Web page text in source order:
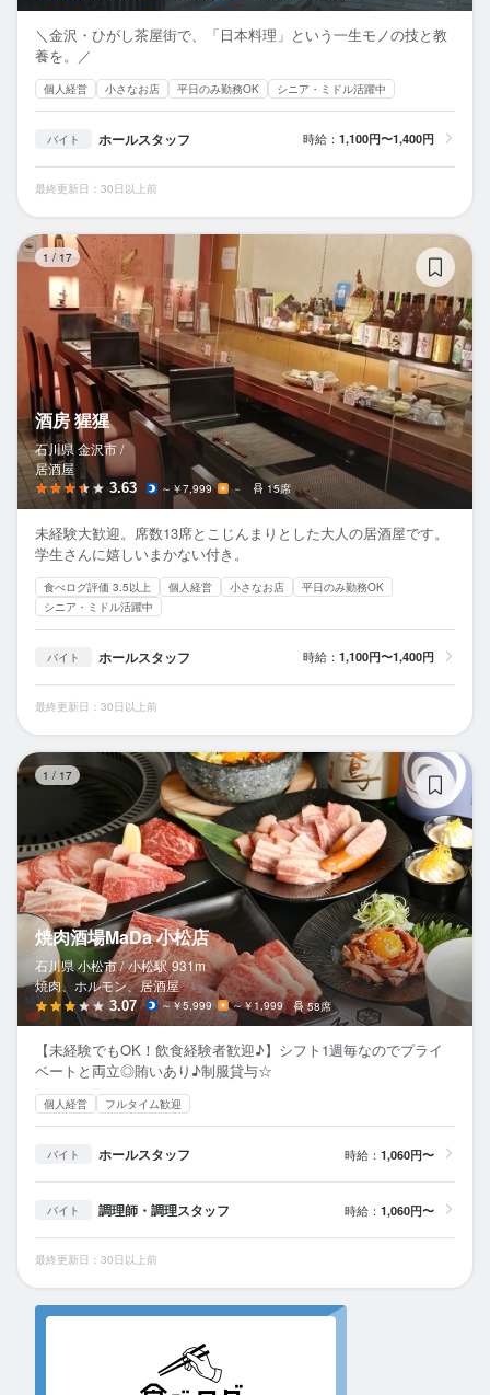
＼金沢・ひがし茶屋街で、「日本料理」という一生モノの技と教
養を。／
個人経営 小さなお店 平日のみ勤務OK シニア・ミドル活躍中
バイト ホールスタッフ 時給： 1,100円〜1,400円
最終更新日：30日以上前
1 / 17
酒房 猩猩
石川県 金沢市 /
居酒屋
3.63 ～￥7,999 － 15席
未経験大歓迎。席数13席とこじんまりとした大人の居酒屋です。
学生さんに嬉しいまかない付き。
食べログ評価 3.5以上 個人経営 小さなお店
平日のみ勤務OK
シニア・ミドル活躍中
バイト ホールスタッフ 時給： 1,100円〜1,400円
最終更新日：30日以上前
1 / 17
焼肉酒場MaDa 小松店
石川県 小松市 / 小松駅 931m
焼肉、ホルモン、居酒屋
3.07 ～￥5,999 ～￥1,999 58席
【未経験でもOK！飲食経験者歓迎♪】シフト1週毎なのでプライ
ベートと両立◎賄いあり♪制服貸与☆
個人経営 フルタイム歓迎
バイト ホールスタッフ 時給： 1,060円〜
バイト 調理師・調理スタッフ 時給： 1,060円〜
最終更新日：30日以上前